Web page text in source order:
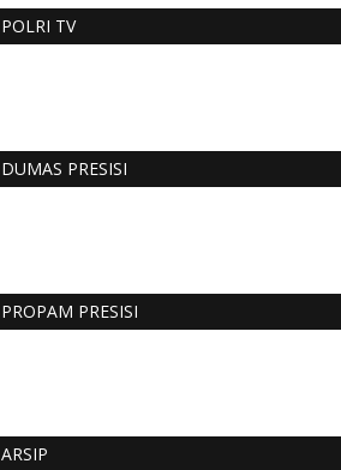
POLRI TV
DUMAS PRESISI
PROPAM PRESISI
ARSIP